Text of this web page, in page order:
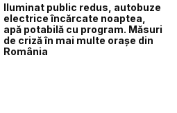
Iluminat public redus, autobuze
electrice încărcate noaptea,
apă potabilă cu program. Măsuri
de criză în mai multe orașe din
România